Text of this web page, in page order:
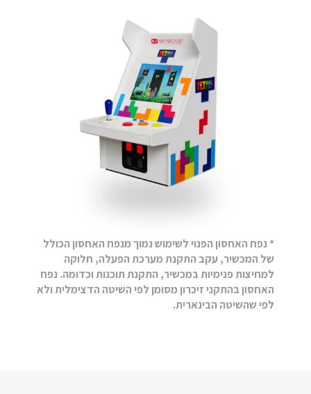
* נפח האחסון הפנוי לשימוש נמוך מנפח האחסון הכולל
של המכשיר, עקב התקנת מערכת הפעלה, חלוקה
למחיצות פנימיות במכשיר, התקנת תוכנות וכדומה. נפח
האחסון בהתקני זיכרון מסומן לפי השיטה הדצימלית ולא
לפי שהשיטה הבינארית.